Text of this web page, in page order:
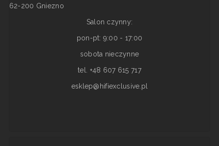
62-200 Gniezno
Salon czynny:
pon-pt: 9:00 - 17:00
sobota nieczynne
tel. +48 607 615 717
esklep@hifiexclusive.pl